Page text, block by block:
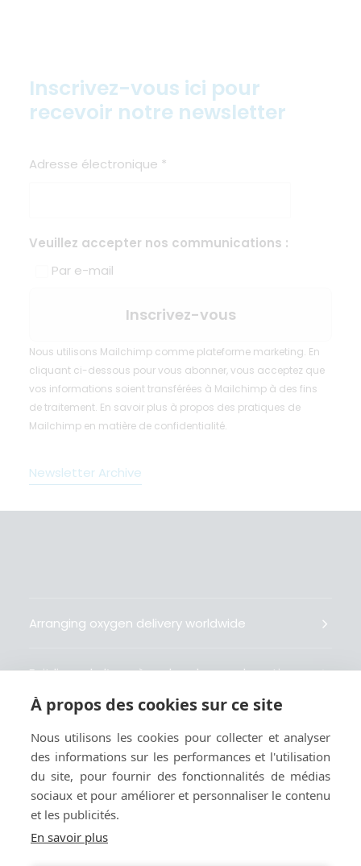
Inscrivez-vous ici pour
recevoir notre newsletter
Adresse électronique *
Veuillez accepter nos communications :
Par e-mail
Nous utilisons Mailchimp comme plateforme marketing. En
cliquant ci-dessous pour vous abonner, vous acceptez que
vos informations soient transférées à Mailchimp à des fins
de traitement. En savoir plus à propos des pratiques de
Mailchimp en matière de confidentialité.
Newsletter Archive
Arranging oxygen delivery worldwide
Fait livrer de l’oxygène dans le monde entier
Gestiona la entrega de oxígeno medicinal en el
mundo
À propos des cookies sur ce site
Nous utilisons les cookies pour collecter et analyser
des informations sur les performances et l'utilisation
du site, pour fournir des fonctionnalités de médias
sociaux et pour améliorer et personnaliser le contenu
et les publicités.
En savoir plus